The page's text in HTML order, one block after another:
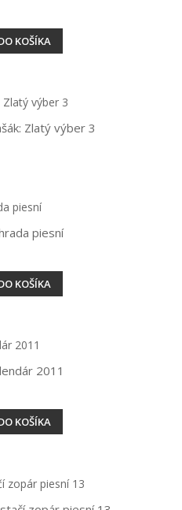
KOŠÍKA
Zlatý výber 3
piesní
KOŠÍKA
2011
KOŠÍKA